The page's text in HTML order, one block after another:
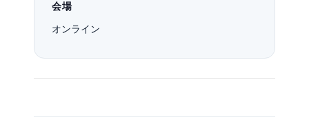
会場
オンライン